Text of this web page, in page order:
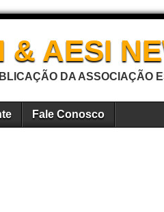
& AESI
DA ASSOCIAÇÃO
Fale Conosco